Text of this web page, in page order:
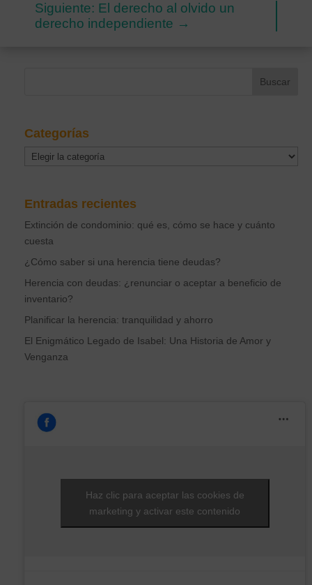
Siguiente: El derecho al olvido un
derecho independiente →
Categorías
Categorías
Entradas recientes
Extinción de condominio: qué es, cómo se hace y cuánto
cuesta
¿Cómo saber si una herencia tiene deudas?
Herencia con deudas: ¿renunciar o aceptar a beneficio de
inventario?
Planificar la herencia: tranquilidad y ahorro
El Enigmático Legado de Isabel: Una Historia de Amor y
Venganza
Haz clic para aceptar las cookies de
marketing y activar este contenido